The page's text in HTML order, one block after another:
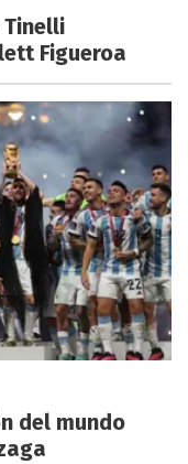
Figueroa
del mundo